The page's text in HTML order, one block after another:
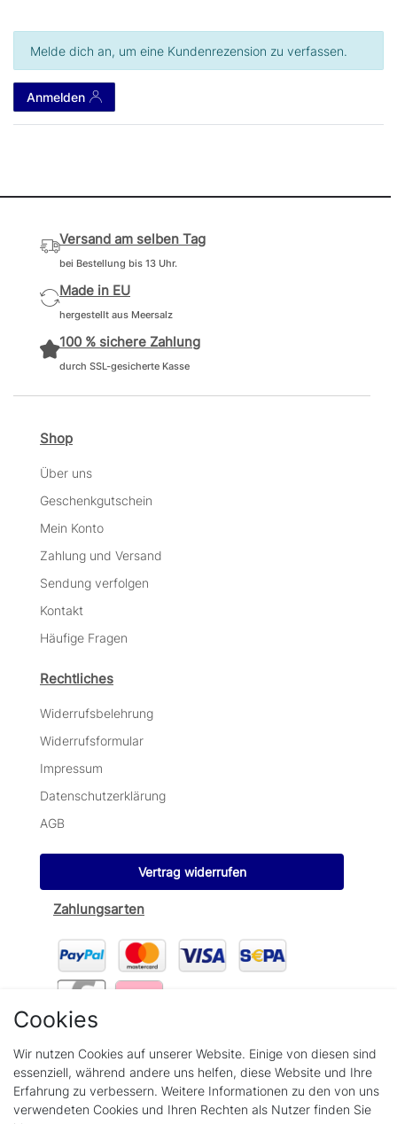
Melde dich an, um eine Kundenrezension zu verfassen.
Anmelden
Versand am selben Tag
bei Bestellung bis 13 Uhr.
Made in EU
hergestellt aus Meersalz
100 % sichere Zahlung
durch SSL-gesicherte Kasse
Shop
Über uns
Geschenkgutschein
Mein Konto
Zahlung und Versand
Sendung verfolgen
Kontakt
Häufige Fragen
Rechtliches
Widerrufsbelehrung
Widerrufsformular
Impressum
Datenschutzerklärung
AGB
Vertrag widerrufen
Zahlungsarten
Cookies
Wir nutzen Cookies auf unserer Website. Einige von diesen sind
essenziell, während andere uns helfen, diese Website und Ihre
Erfahrung zu verbessern. Weitere Informationen zu den von uns
verwendeten Cookies und Ihren Rechten als Nutzer finden Sie